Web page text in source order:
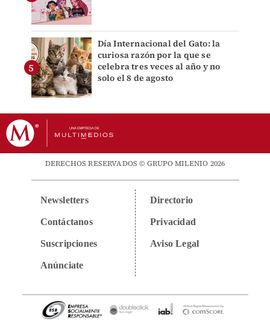
Día Internacional del Gato: la
curiosa razón por la que se
celebra tres veces al año y no
solo el 8 de agosto
DERECHOS RESERVADOS © GRUPO MILENIO 2026
Newsletters
Contáctanos
Suscripciones
Anúnciate
Directorio
Privacidad
Aviso Legal